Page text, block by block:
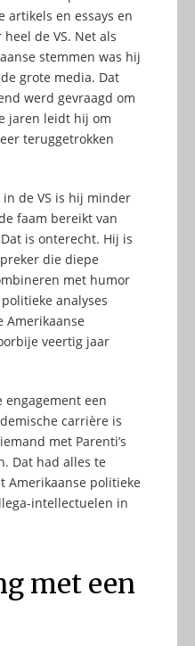
artikels en essays en
de VS. Net als
stemmen was hij
grote media. Dat
werd gevraagd om
jaren leidt hij om
teruggetrokken
de VS is hij minder
faam bereikt van
is onterecht. Hij is
die diepe
met humor
analyses
Amerikaanse
veertig jaar
een
carrière is
met Parenti’s
Dat had alles te
Amerikaanse politieke
intellectuelen in
met een